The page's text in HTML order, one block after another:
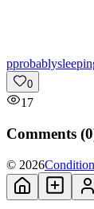
p
0
17
Comments (0
© 2026